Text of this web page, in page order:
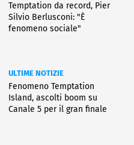
Temptation da record, Pier
Silvio Berlusconi: "È
fenomeno sociale"
ULTIME NOTIZIE
Fenomeno Temptation
Island, ascolti boom su
Canale 5 per il gran finale